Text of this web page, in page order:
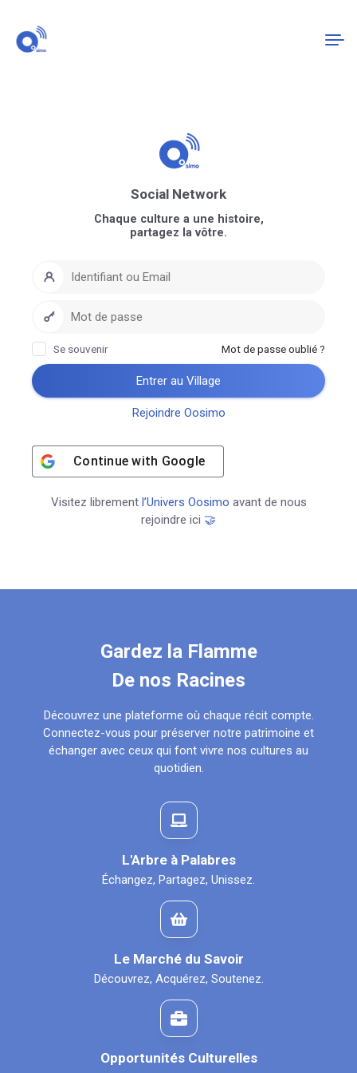
Gardez la Flamme
De nos Racines
Découvrez une plateforme où chaque récit compte.
Connectez-vous pour préserver notre patrimoine et
échanger avec ceux qui font vivre nos cultures au
quotidien.
L'Arbre à Palabres
Échangez, Partagez, Unissez.
Le Marché du Savoir
Découvrez, Acquérez, Soutenez.
Opportunités Culturelles
Social Network
Chaque culture a une histoire,
partagez la vôtre.
Se souvenir Mot de passe oublié ?
Entrer au Village
Rejoindre Oosimo
Continue with Google
Visitez librement l’Univers Oosimo avant de nous
rejoindre ici 🤝